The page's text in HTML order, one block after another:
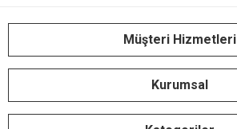
Müşteri Hizmetleri
Kurumsal